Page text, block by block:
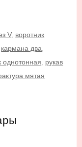
V, воротник
кармана два
однотонная
рукав
мятая